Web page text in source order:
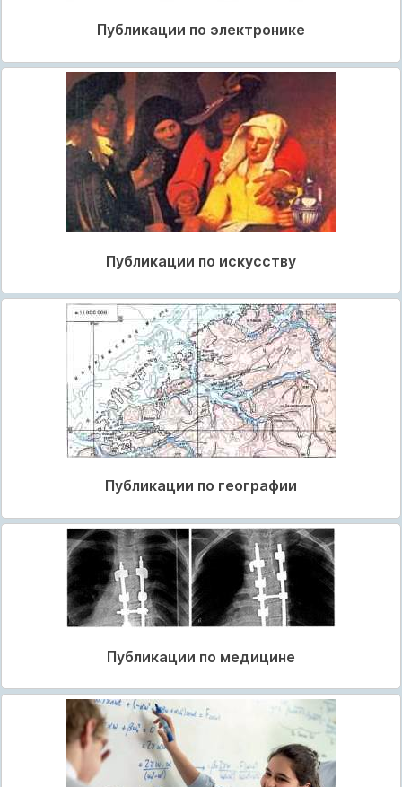
Публикации по электронике
Публикации по искусству
Публикации по географии
Публикации по медицине